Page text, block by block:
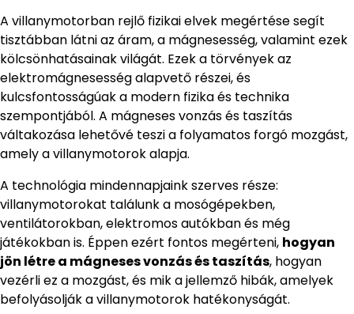
A villanymotorban rejlő fizikai elvek megértése segít
tisztábban látni az áram, a mágnesesség, valamint ezek
kölcsönhatásainak világát. Ezek a törvények az
elektromágnesesség alapvető részei, és
kulcsfontosságúak a modern fizika és technika
szempontjából. A mágneses vonzás és taszítás
váltakozása lehetővé teszi a folyamatos forgó mozgást,
amely a villanymotorok alapja.
A technológia mindennapjaink szerves része:
villanymotorokat találunk a mosógépekben,
ventilátorokban, elektromos autókban és még
játékokban is. Éppen ezért fontos megérteni, hogyan
jön létre a mágneses vonzás és taszítás, hogyan
vezérli ez a mozgást, és mik a jellemző hibák, amelyek
befolyásolják a villanymotorok hatékonyságát.